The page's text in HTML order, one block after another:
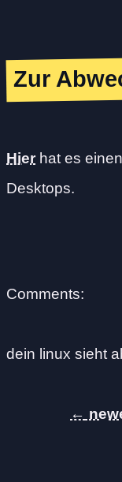
Zur
Hierhat es
Desktops.
Comments:
dein linux sieht
←